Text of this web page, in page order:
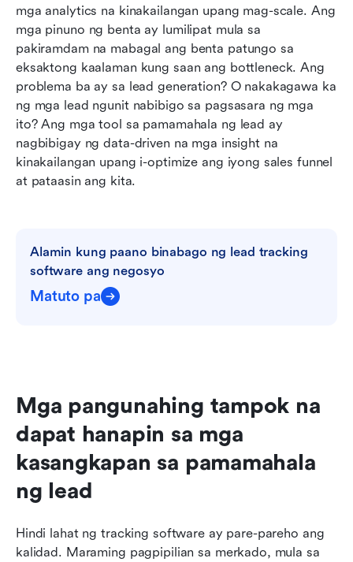
mga analytics na kinakailangan upang mag-scale. Ang
mga pinuno ng benta ay lumilipat mula sa
pakiramdam na mabagal ang benta patungo sa
eksaktong kaalaman kung saan ang bottleneck. Ang
problema ba ay sa lead generation? O nakakagawa ka
ng mga lead ngunit nabibigo sa pagsasara ng mga
ito? Ang mga tool sa pamamahala ng lead ay
nagbibigay ng data-driven na mga insight na
kinakailangan upang i-optimize ang iyong sales funnel
at pataasin ang kita.
Alamin kung paano binabago ng lead tracking
software ang negosyo
Matuto pa
Mga pangunahing tampok na
dapat hanapin sa mga
kasangkapan sa pamamahala
ng lead
Hindi lahat ng tracking software ay pare-pareho ang
kalidad. Maraming pagpipilian sa merkado, mula sa